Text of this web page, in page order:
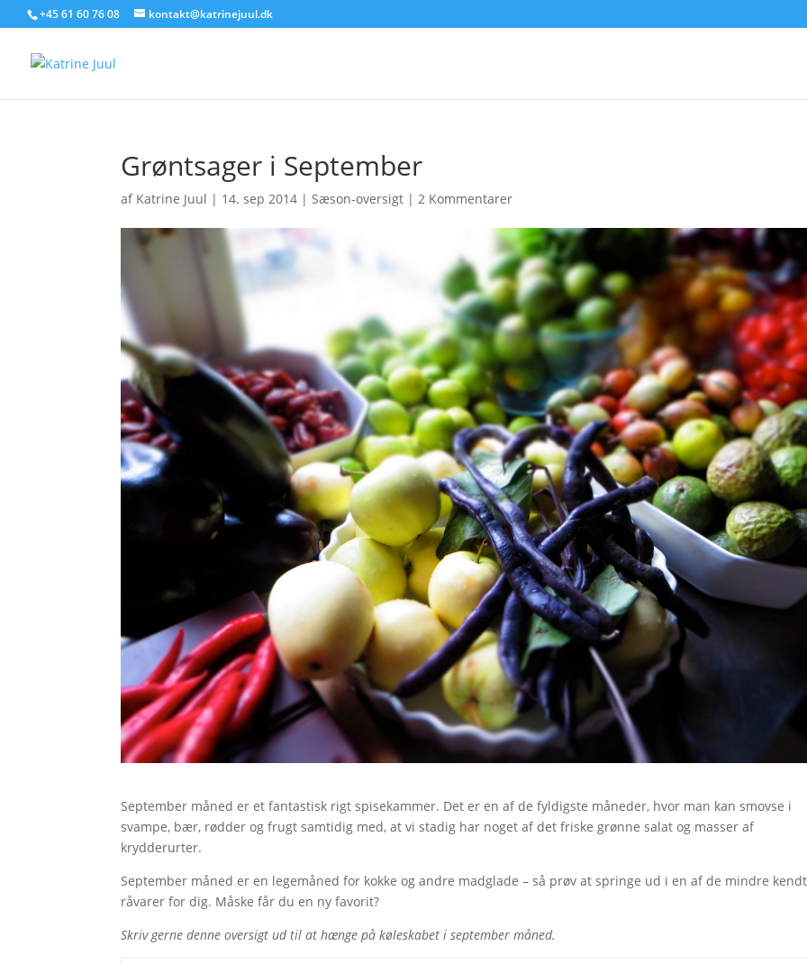
+45 61 60 76 08 kontakt@katrinejuul.dk
Grøntsager i September
af Katrine Juul | 14. sep 2014 |Sæson-oversigt |2 Kommentarer
September måned er et fantastisk rigt spisekammer. Det er en af de fyldigste måneder, hvor man kan smovse i
svampe, bær, rødder og frugt samtidig med, at vi stadig har noget af det friske grønne salat og masser af
krydderurter.
September måned er en legemåned for kokke og andre madglade – så prøv at springe ud i en af de mindre
råvarer for dig. Måske får du en ny favorit?
Skriv gerne denne oversigt ud til at hænge på køleskabet i september måned.